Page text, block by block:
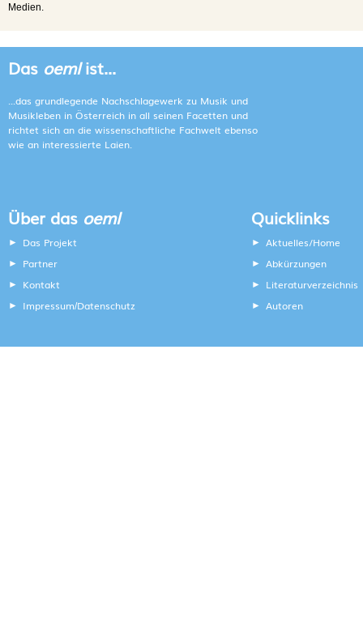
Medien.
Das oemlist...
...das grundlegende Nachschlagewerk zu Musik und
Musikleben in Österreich in all seinen Facetten und
richtet sich an die wissenschaftliche Fachwelt ebenso
wie an interessierte Laien.
Über das oeml
Das Projekt
Partner
Kontakt
Impressum/Datenschutz
Quicklinks
Aktuelles/Home
Abkürzungen
Literaturverzeichnis
Autoren